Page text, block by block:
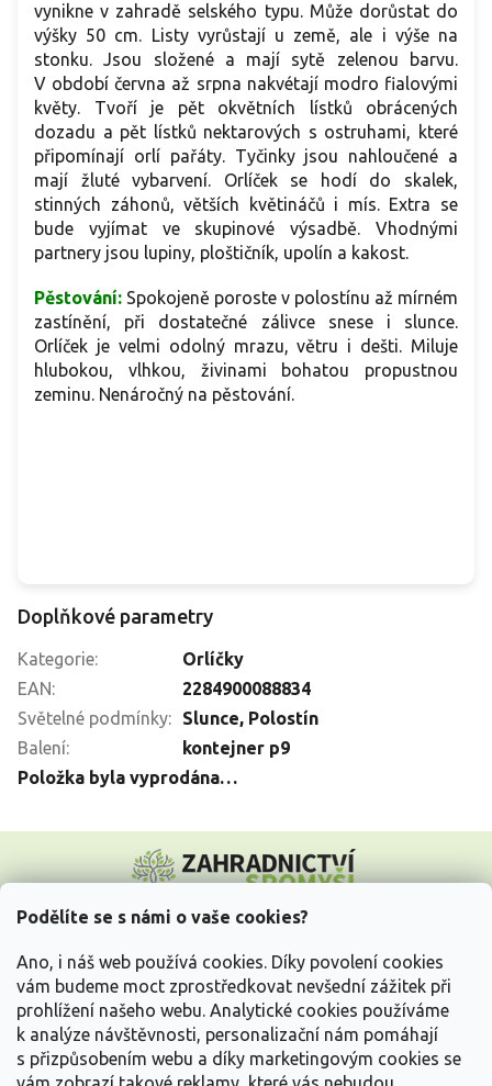
Podělíte se s námi o vaše cookies?
Ano, i náš web používá cookies. Díky povolení cookies
vám budeme moct zprostředkovat nevšední zážitek při
prohlížení našeho webu. Analytické cookies používáme
k analýze návštěvnosti, personalizační nám pomáhají
s přizpůsobením webu a díky marketingovým cookies se
vynikne v zahradě selského typu. Může dorůstat do
výšky 50 cm. Listy vyrůstají u země, ale i výše na
stonku. Jsou složené a mají sytě zelenou barvu.
V období června až srpna nakvétají modro fialovými
květy. Tvoří je pět okvětních lístků obrácených
dozadu a pět lístků nektarových s ostruhami, které
připomínají orlí pařáty. Tyčinky jsou nahloučené a
mají žluté vybarvení. Orlíček se hodí do skalek,
stinných záhonů, větších květináčů i mís. Extra se
bude vyjímat ve skupinové výsadbě. Vhodnými
partnery jsou lupiny, ploštičník, upolín a kakost.
Pěstování: Spokojeně poroste v polostínu až mírném
zastínění, při dostatečné zálivce snese i slunce.
Orlíček je velmi odolný mrazu, větru i dešti. Miluje
hlubokou, vlhkou, živinami bohatou propustnou
zeminu. Nenáročný na pěstování.
Doplňkové parametry
Kategorie:
Orlíčky
EAN:
2284900088834
Světelné podmínky: Slunce, Polostín
Balení:
kontejner p9
Položka byla vyprodána…
p
Vše o nákupu
Informace pro Vás
Kontakujte nás